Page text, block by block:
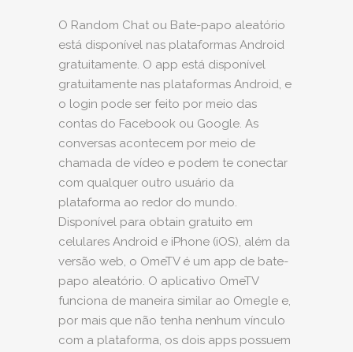
O Random Chat ou Bate-papo aleatório
está disponível nas plataformas Android
gratuitamente. O app está disponível
gratuitamente nas plataformas Android, e
o login pode ser feito por meio das
contas do Facebook ou Google. As
conversas acontecem por meio de
chamada de vídeo e podem te conectar
com qualquer outro usuário da
plataforma ao redor do mundo.
Disponível para obtain gratuito em
celulares Android e iPhone (iOS), além da
versão web, o OmeTV é um app de bate-
papo aleatório. O aplicativo OmeTV
funciona de maneira similar ao Omegle e,
por mais que não tenha nenhum vínculo
com a plataforma, os dois apps possuem